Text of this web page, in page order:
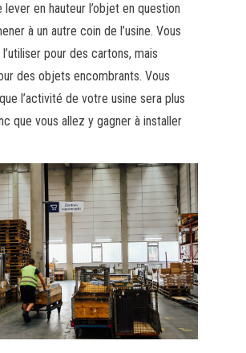
en hauteur l’objet en question
à un autre coin de l’usine. Vous
pour des cartons, mais
des objets encombrants. Vous
l’activité de votre usine sera plus
que vous allez y gagner à installer